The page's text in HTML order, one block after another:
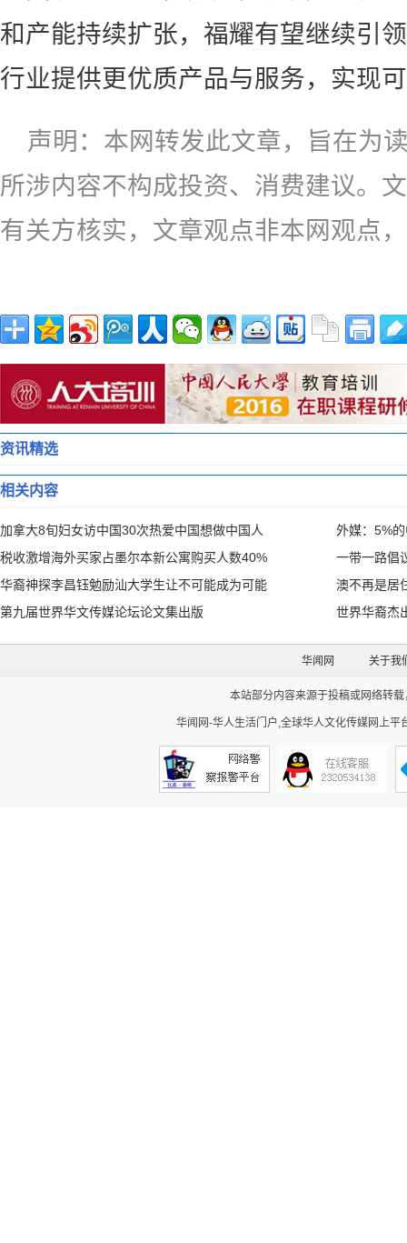
和产能持续扩张，福耀有望继续引
行业提供更优质产品与服务，实现
声明：本网转发此文章，旨在为
所涉内容不构成投资、消费建议。
有关方核实，文章观点非本网观点
资讯精选
相关内容
加拿大8旬妇女访中国30次热爱中国想做中国人
外媒：5%
税收激增海外买家占墨尔本新公寓购买人数40%
一带一路倡
华裔神探李昌钰勉励汕大学生让不可能成为可能
澳不再是居
第九届世界华文传媒论坛论文集出版
世界华裔杰
华闻网 关于我
本站部分内容来源于投稿或网络转
华闻网-华人生活门户,全球华人文化传媒网上